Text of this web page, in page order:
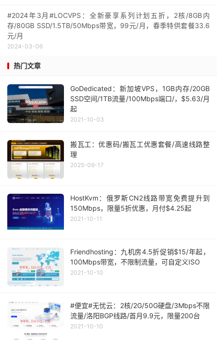
#2024年3月#LOCVPS：全新豪享系列计划五折，2核/8GB内
存/80GB SSD/1.5TB/50Mbps带宽，99元/月，春季特供套餐33.6
元/月
2024-03-06
热门文章
GoDedicated：新加坡VPS，1GB内存/20GB
SSD空间/1TB流量/100Mbps端口/，$5.63/月
起
2021-10-03
搬瓦工：优惠码/搬瓦工优惠套餐/高速线路整
理
2025-09-17
HostKvm：俄罗斯CN2线路带宽免费提升到
150Mbps，限量5折优惠，月付$4.25起
2021-10-11
Friendhosting：九机房4.5折促销$15/年起，
100Mbps带宽，不限制流量，可自定义ISO
2021-10-10
#便宜#无忧云：2核/2G/50G硬盘/3Mbps不限
流量/洛阳BGP线路/首月9.9元，限量200台
2021-10-10